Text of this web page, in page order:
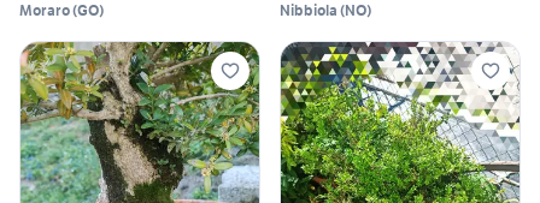
Moraro(GO) Nibbiola (NO)